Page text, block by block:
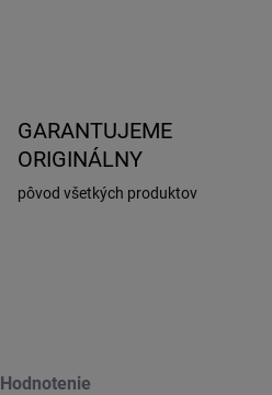
GARANTUJEME
ORIGINÁLNY
pôvod všetkých produktov
Hodnotenie